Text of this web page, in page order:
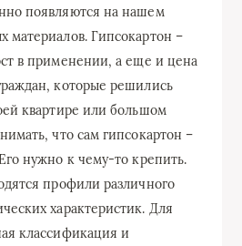
появляются на нашем
материалов. Гипсокартон –
в применении, а еще и цена
которые решились
квартире или большом
что сам гипсокартон –
нужно к чему-то крепить.
профили различного
характеристик. Для
классификация и